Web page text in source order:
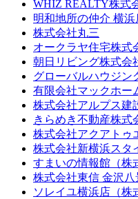
WHIZ REALTY株式
明和地所の仲介 横浜
株式会社丸三
オークラヤ住宅株式
朝日リビング株式会
グローバルハウジン
有限会社マックホー
株式会社アルプス建
きらめき不動産株式
株式会社アクアトゥ
株式会社新横浜スタ
すまいの情報館（株
株式会社東信 金沢八
ソレイユ横浜店（株